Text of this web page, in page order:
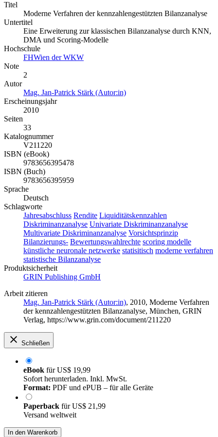
Titel
Moderne Verfahren der kennzahlengestützten Bilanzanalyse
Untertitel
Eine Erweiterung zur klassischen Bilanzanalyse durch KNN,
DMA und Scoring-Modelle
Hochschule
FHWien der WKW
Note
2
Autor
Mag. Jan-Patrick Stärk (Autor:in)
Erscheinungsjahr
2010
Seiten
33
Katalognummer
V211220
ISBN (eBook)
9783656395478
ISBN (Buch)
9783656395959
Sprache
Deutsch
Schlagworte
Jahresabschluss Rendite Liquiditätskennzahlen
Diskriminanzanalyse Univariate Diskriminanzanalyse
Multivariate Diskriminanzanalyse Vorsichtsprinzip
Bilanzierungs- Bewertungswahlrechte scoring modelle
künstliche neuronale netzwerke statisitisch moderne verfahren
statistische Bilanzanalyse
Produktsicherheit
GRIN Publishing GmbH
Arbeit zitieren
Mag. Jan-Patrick Stärk (Autor:in), 2010, Moderne Verfahren
der kennzahlengestützten Bilanzanalyse, München, GRIN
Verlag, https://www.grin.com/document/211220
Schließen
eBook fürUS$ 19,99
Sofort herunterladen. Inkl. MwSt.
Format: PDF und ePUB – für alle Geräte
Paperback fürUS$ 21,99
Versand weltweit
In den Warenkorb